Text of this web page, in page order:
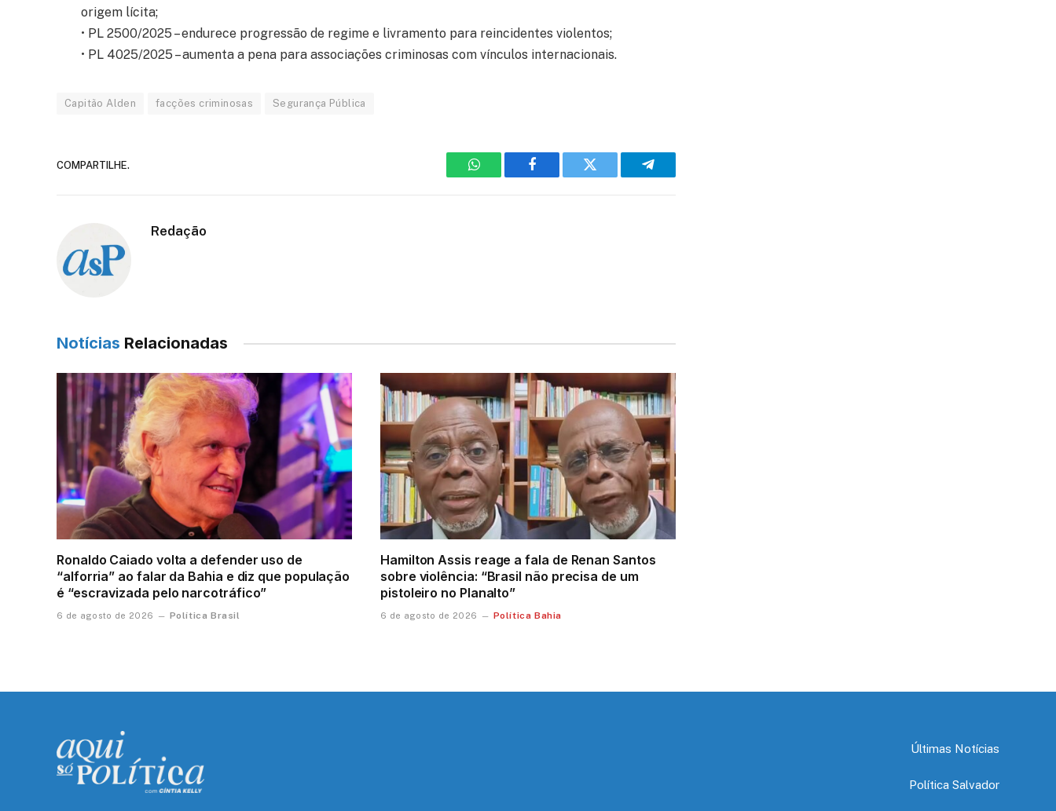
origem lícita;
• PL 2500/2025 – endurece progressão de regime e livramento para reincidentes violentos;
• PL 4025/2025 – aumenta a pena para associações criminosas com vínculos internacionais.
Capitão Alden facções criminosas Segurança Pública
COMPARTILHE.
WhatsAppFacebook Twitter Telegram
Redação
Notícias Relacionadas
Ronaldo Caiado volta a defender uso de
“alforria” ao falar da Bahia e diz que população
é “escravizada pelo narcotráfico”
6 de agosto de 2026 Política Brasil
Hamilton Assis reage a fala de Renan Santos
sobre violência: “Brasil não precisa de um
pistoleiro no Planalto”
6 de agosto de 2026 Política Bahia
Últimas Notícias
Política Salvador